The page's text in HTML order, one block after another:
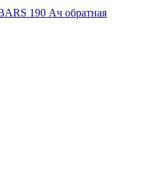
190 Ач обратная